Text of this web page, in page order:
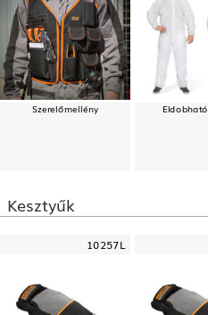
Szerelőmellény
Kesztyűk
10257L